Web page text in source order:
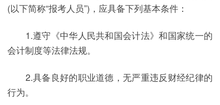
(以下简称“报考人员”)，应具备下列基本条件：
1.遵守《中华人民共和国会计法》和国家统一的
会计制度等法律法规。
2.具备良好的职业道德，无严重违反财经纪律的
行为。